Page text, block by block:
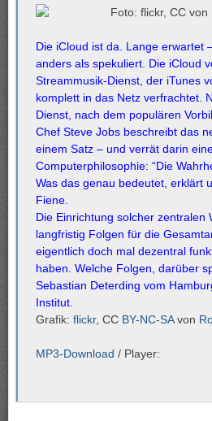
Die iCloud ist da. Lange erwartet
anders als spekuliert. Die iCloud
Streammusik-Dienst, der iTunes
komplett in das Netz verfrachtet.
Dienst, nach dem populären
Chef Steve Jobs beschreibt das
einem Satz – und verrät darin
Computerphilosophie: “Die
Was das genau bedeutet, erklärt
Fiene.
Die Einrichtung solcher zentralen
langfristig Folgen für die
eigentlich doch mal dezentral
haben. Welche Folgen, darüber
Sebastian Deterding vom
Institut.
Grafik:flickr, CC BY-NC-SAvon
MP3-Download / Player: